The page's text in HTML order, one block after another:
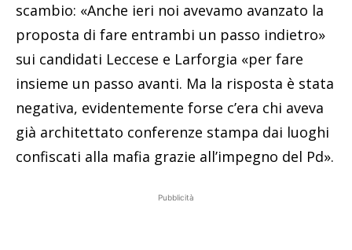
scambio: «Anche ieri noi avevamo avanzato la
proposta di fare entrambi un passo indietro»
sui candidati Leccese e Larforgia «per fare
insieme un passo avanti. Ma la risposta è stata
negativa, evidentemente forse c’era chi aveva
già architettato conferenze stampa dai luoghi
confiscati alla mafia grazie all’impegno del Pd».
Pubblicità